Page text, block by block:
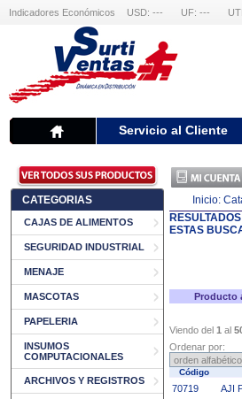
Indicadores Económicos USD: --- UF: ---
Servicio al Cliente
CATEGORIAS
CAJAS DE ALIMENTOS
SEGURIDAD INDUSTRIAL
MENAJE
MASCOTAS
PAPELERIA
INSUMOS
COMPUTACIONALES
ARCHIVOS Y REGISTROS
Inicio:
ESTAS
Producto
Viendo del 1 al
Ordenar por:
Código
70719 AJI